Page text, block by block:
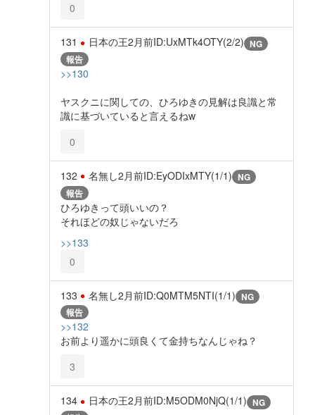
0
131 日本の王2月前ID:UxMTk4OTY(2/2) NG
報告
>>130
ヤスクニに関しての、ひろゆきの見解は良識と常
識に基づいていると言えるねw
0
132 名無し2月前ID:EyODIxMTY(1/1) NG
報告
ひろゆきって頭いいの？
それほどの奴じゃないだろ
>>133
0
133 名無し2月前ID:Q0MTM5NTI(1/1) NG
報告
>>132
お前より遥かに頭良くて金持ちなんじゃね？
3
134 日本の王2月前ID:M5ODM0NjQ(1/1) NG